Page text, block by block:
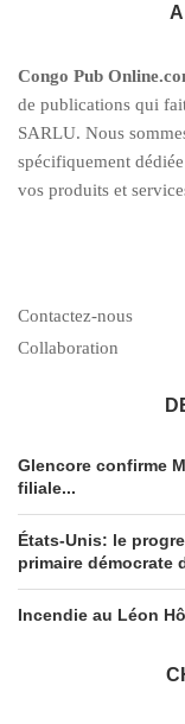
Congo Pub O
de publications qui
SARLU. Nous
spécifiquement
vos produits et
Contactez-nous
Collaboration
Glencore confirme
filiale...
États-Unis: le
primaire démocrate
Incendie au Léon